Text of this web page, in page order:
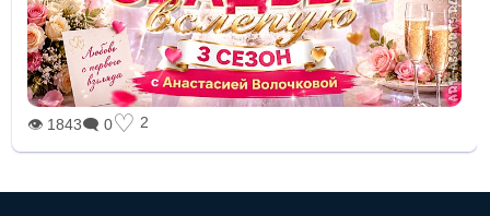
👁 1843🗨 0♡ 2